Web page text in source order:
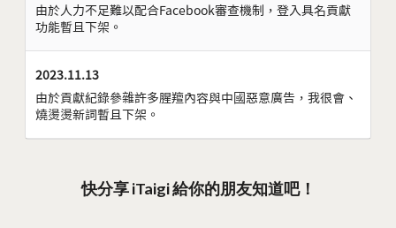
由於人力不足難以配合Facebook審查機制，登入具名貢獻
功能暫且下架。
2023.11.13
由於貢獻紀錄參雜許多腥羶內容與中國惡意廣告，我很會、
燒燙燙新詞暫且下架。
快分享 iTaigi 給你的朋友知道吧！